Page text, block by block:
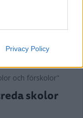
in below Google
Privacy Policy
skolor